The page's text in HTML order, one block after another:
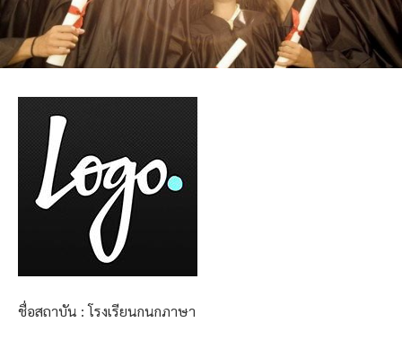
ชื่อสถาบัน : โรงเรียนกนกภาษา